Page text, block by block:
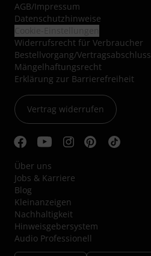
AGB/Impressum
Datenschutzhinweise
Widerrufsrecht für Verbraucher
Bestellvorgang/Vertragsabschluss
Mängelhaftungsrecht
Erklärung zur Barrierefreiheit
Vertrag widerrufen
Über uns
Jobs & Karriere
Blog
Kleinanzeigen
Nachhaltigkeit
Hinweisgebersystem
Audio Professionell